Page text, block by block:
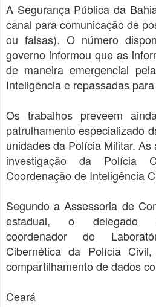
A Segurança Pública da
canal para comunicação de
ou falsas). O número
governo informou que as
de maneira emergencial
Inteligência e repassadas
Os trabalhos preveem
patrulhamento especializado
unidades da Polícia Militar.
investigação da Polícia
Coordenação de Inteligência
Segundo a Assessoria de
estadual, o delegado
coordenador do
Cibernética da Polícia
compartilhamento de dados
Ceará